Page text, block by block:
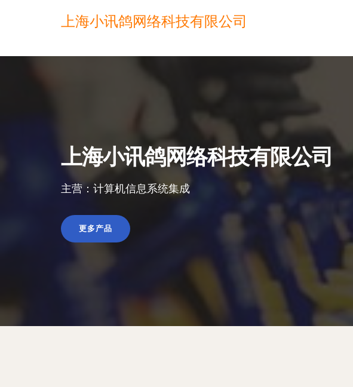
上海小讯鸽网络科技有限公司
上海小讯鸽网络科技有限公司
主营：计算机信息系统集成
更多产品